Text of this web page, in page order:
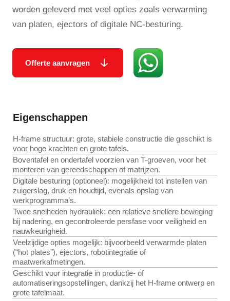
worden geleverd met veel opties zoals verwarming
van platen, ejectors of digitale NC-besturing.
Offerte aanvragen
Eigenschappen
H-frame structuur: grote, stabiele constructie die geschikt is
voor hoge krachten en grote tafels.
Boventafel en ondertafel voorzien van T-groeven, voor het
monteren van gereedschappen of matrijzen.
Digitale besturing (optioneel): mogelijkheid tot instellen van
zuigerslag, druk en houdtijd, evenals opslag van
werkprogramma’s.
Twee snelheden hydrauliek: een relatieve snellere beweging
bij nadering, en gecontroleerde persfase voor veiligheid en
nauwkeurigheid.
Veelzijdige opties mogelijk: bijvoorbeeld verwarmde platen
(“hot plates”), ejectors, robotintegratie of
maatwerkafmetingen.
Geschikt voor integratie in productie- of
automatiseringsopstellingen, dankzij het H-frame ontwerp en
grote tafelmaat.